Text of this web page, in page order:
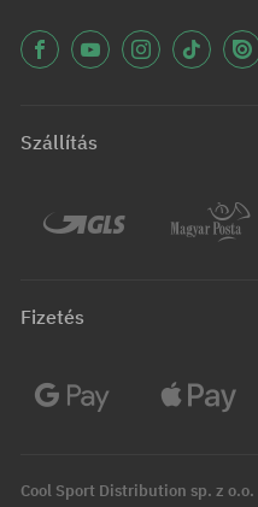
Szállítás
Fizetés
Cool Sport Distribution sp. z o.o.